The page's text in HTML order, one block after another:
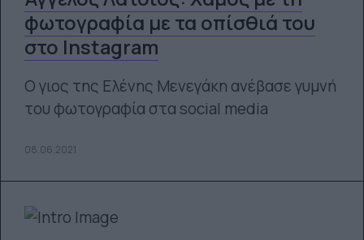
φωτογραφία με τα οπίσθιά του
στο Instagram
Ο γιος της Ελένης Μενεγάκη ανέβασε γυμνή
του φωτογραφία στα social media
08.06.2021